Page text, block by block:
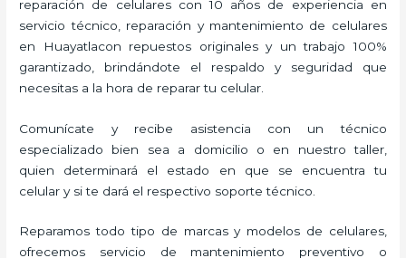
reparación de celulares con 10 años de experiencia en
servicio técnico, reparación y mantenimiento de celulares
en Huayatlacon repuestos originales y un trabajo 100%
garantizado, brindándote el respaldo y seguridad que
necesitas a la hora de reparar tu celular.
Comunícate y recibe asistencia con un técnico
especializado bien sea a domicilio o en nuestro taller,
quien determinará el estado en que se encuentra tu
celular y si te dará el respectivo soporte técnico.
Reparamos todo tipo de marcas y modelos de celulares,
ofrecemos servicio de mantenimiento preventivo o